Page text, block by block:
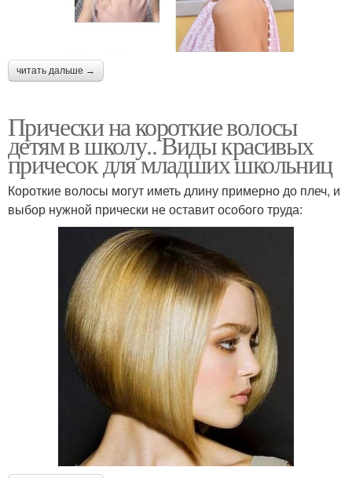
читать дальше →
Прически на короткие волосы
детям в школу.. Виды красивых
причесок для младших школьниц
Короткие волосы могут иметь длину примерно до плеч, и
выбор нужной прически не оставит особого труда: